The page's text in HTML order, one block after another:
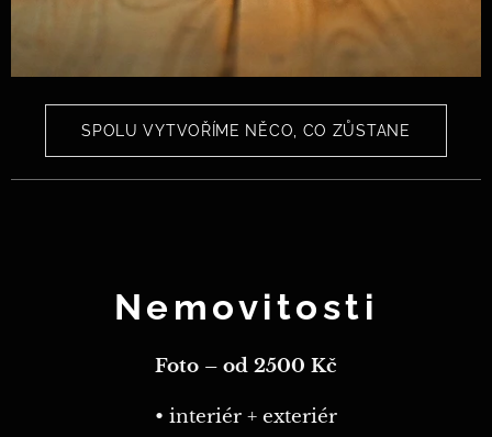
SPOLU VYTVOŘÍME NĚCO, CO ZŮSTANE
Nemovitosti
Foto – od 2500 Kč
• interiér + exteriér